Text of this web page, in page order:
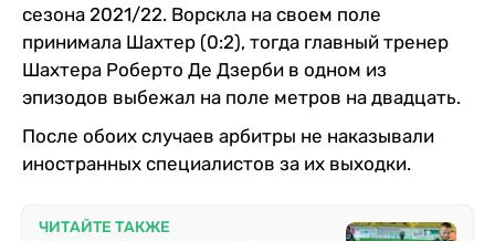
сезона 2021/22. Ворскла на своем поле
принимала Шахтер (0:2), тогда главный тренер
Шахтера Роберто Де Дзерби в одном из
эпизодов выбежал на поле метров на двадцать.
После обоих случаев арбитры не наказывали
иностранных специалистов за их выходки.
ЧИТАЙТЕ ТАКЖЕ